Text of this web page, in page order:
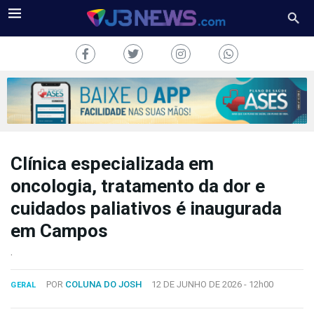
J3NEWS
COLUNAS
FALE
Copyright
Clínica especializada em
oncologia, tratamento da dor e
cuidados paliativos é inaugurada
em Campos
GERAL POR COLUNA DO JOSH 12 DE JUNHO DE 2026 - 12h00